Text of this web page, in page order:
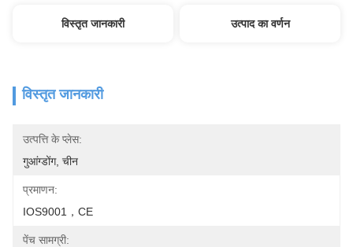
विस्तृत जानकारी उत्पाद का वर्णन
विस्तृत जानकारी
उत्पत्ति के प्लेस:
गुआंग्डोंग, चीन
प्रमाणन:
IOS9001，CE
पेंच सामग्री: